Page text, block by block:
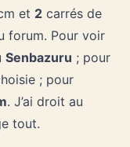
et 2 carrés de
forum. Pour voir
Senbazuru ; pour
; pour
. J’ai droit au
tout.